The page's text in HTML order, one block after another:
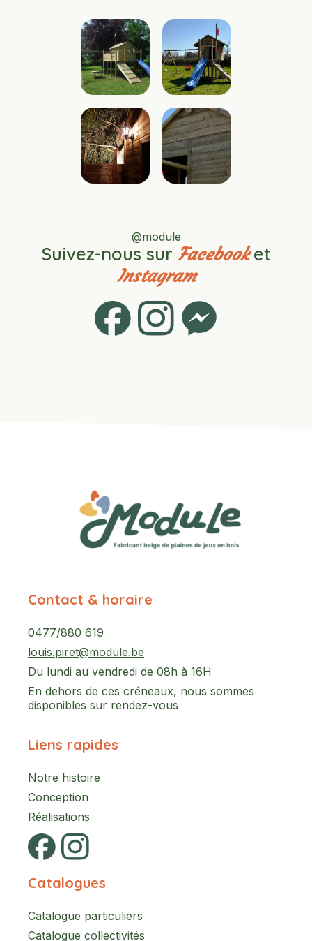
@module
Suivez-nous sur Facebooket
Instagram
Contact & horaire
0477/880 619
louis.piret@module.be
Du lundi au vendredi de 08h à 16H
En dehors de ces créneaux, nous sommes
disponibles sur rendez-vous
Liens rapides
Notre histoire
Conception
Réalisations
Catalogues
Catalogue particuliers
Catalogue collectivités